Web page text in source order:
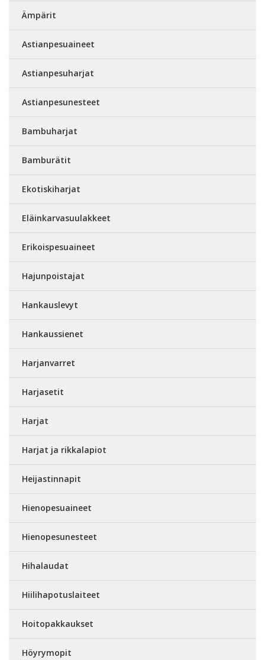
Ämpärit
Astianpesuaineet
Astianpesuharjat
Astianpesunesteet
Bambuharjat
Bamburätit
Ekotiskiharjat
Eläinkarvasuulakkeet
Erikoispesuaineet
Hajunpoistajat
Hankauslevyt
Hankaussienet
Harjanvarret
Harjasetit
Harjat
Harjat ja rikkalapiot
Heijastinnapit
Hienopesuaineet
Hienopesunesteet
Hihalaudat
Hiilihapotuslaiteet
Hoitopakkaukset
Höyrymopit